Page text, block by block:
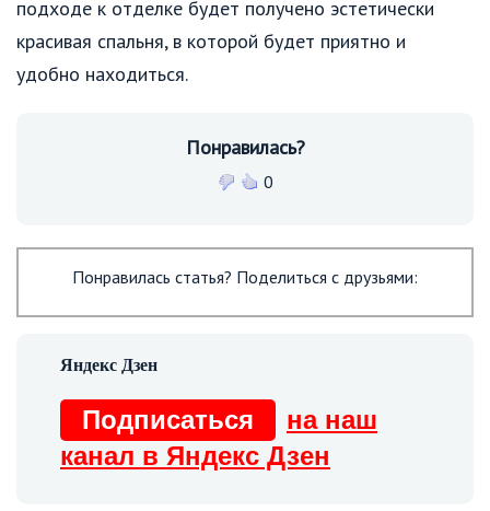
подходе к отделке будет получено эстетически
красивая спальня, в которой будет приятно и
удобно находиться.
Понравилась?
0
Понравилась статья? Поделиться с друзьями:
Подписаться
на наш
канал в Яндекс Дзен